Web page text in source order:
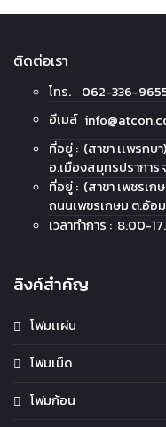
ติดต่อเรา
โทร. 062-336-
อีเมล์
ที่อยู่ : (สาขา เเพรก
อ.เมืองสมุทรปราการ
ที่อยู่ : (สาขา เพชรเก
ถนนเพชรเกษม ต.อ้อ
เวลาทำการ : 8.00-
ลิงค์สำคัญ
โฟมเเผ่น
โฟมเม็ด
โฟมก้อน